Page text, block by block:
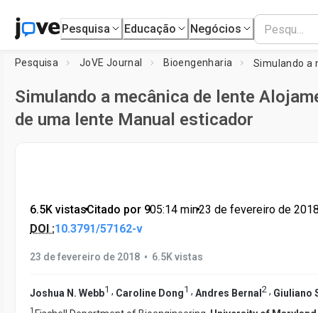
Pesquisa Educação Negócios
Pesquisa JoVE Journal Bioengenharia
Simulando a mecânica de lente
de uma lente Manual esticador
6.5K vistas•Citado por 9•05:14 min•23 de fevereiro de
DOI :10.3791/57162-v
23 de fevereiro de 2018 • 6.5K vistas
Joshua N. Webb1 , Caroline Dong1 , Andres Bernal 2 , Giuliano
1